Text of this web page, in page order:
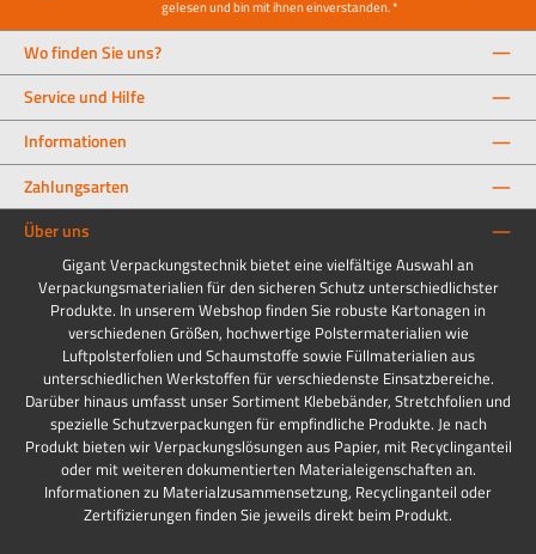
gelesen und bin mit ihnen einverstanden.*
Wo finden Sie uns?
Service und Hilfe
Informationen
Zahlungsarten
Über uns
Gigant Verpackungstechnik bietet eine vielfältige Auswahl an
Verpackungsmaterialien für den sicheren Schutz unterschiedlichster
Produkte. In unserem Webshop finden Sie robuste Kartonagen in
verschiedenen Größen, hochwertige Polstermaterialien wie
Luftpolsterfolien und Schaumstoffe sowie Füllmaterialien aus
unterschiedlichen Werkstoffen für verschiedenste Einsatzbereiche.
Darüber hinaus umfasst unser Sortiment Klebebänder, Stretchfolien und
spezielle Schutzverpackungen für empfindliche Produkte. Je nach
Produkt bieten wir Verpackungslösungen aus Papier, mit Recyclinganteil
oder mit weiteren dokumentierten Materialeigenschaften an.
Informationen zu Materialzusammensetzung, Recyclinganteil oder
Zertifizierungen finden Sie jeweils direkt beim Produkt.